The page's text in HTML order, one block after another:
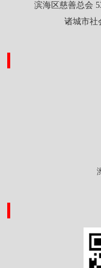
滨海区慈善总会
诸城市社